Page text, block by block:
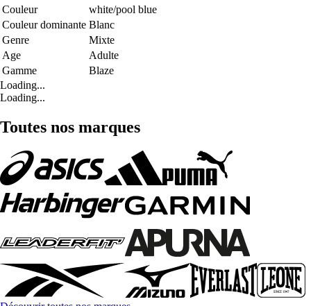
Couleur
white/pool blue
Couleur dominante Blanc
Genre
Mixte
Age
Adulte
Gamme
Blaze
Loading...
Loading...
Toutes nos marques